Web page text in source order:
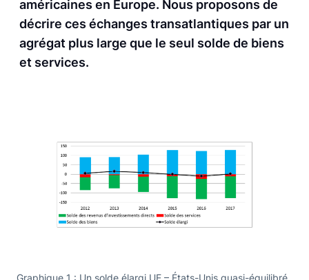
américaines en Europe. Nous proposons de
décrire ces échanges transatlantiques par un
agrégat plus large que le seul solde de biens
et services.
Graphique 1 : Un solde élargi UE – États-Unis quasi-équilibré